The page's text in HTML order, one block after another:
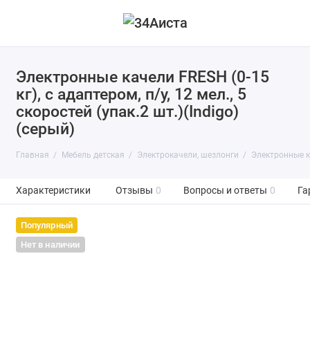
Электронные качели FRESH (0-15
кг), с адаптером, п/у, 12 мел., 5
скоростей (упак.2 шт.)(Indigo)
(серый)
Главная Мебель детская Электрокачели, шезлонги Электронные
Характеристики Отзывы 0 Вопросы и ответы 0
Популярный
Нет в наличии